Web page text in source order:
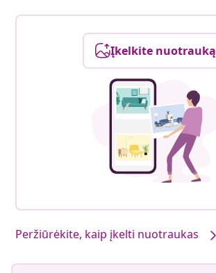
Įkelkite nuotrauką
Peržiūrėkite, kaip įkelti nuotraukas